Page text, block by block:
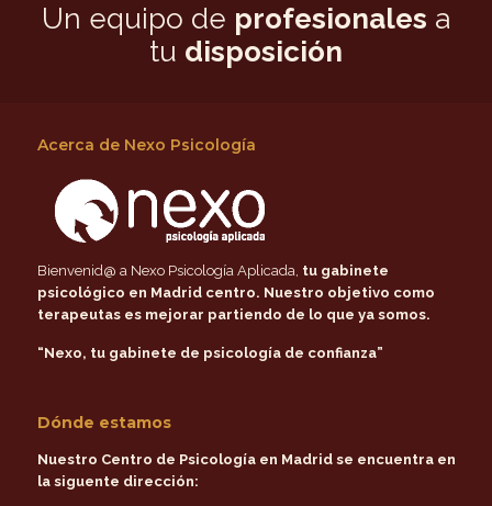
Un equipo de profesionales a
tu disposición
Acerca de Nexo Psicología
Bienvenid@ a Nexo Psicología Aplicada, tu gabinete
psicológico en Madrid centro. Nuestro objetivo como
terapeutas es mejorar partiendo de lo que ya somos.
“Nexo, tu gabinete de psicología de confianza”
Dónde estamos
Nuestro Centro de Psicología en Madrid se encuentra en
la siguente dirección: